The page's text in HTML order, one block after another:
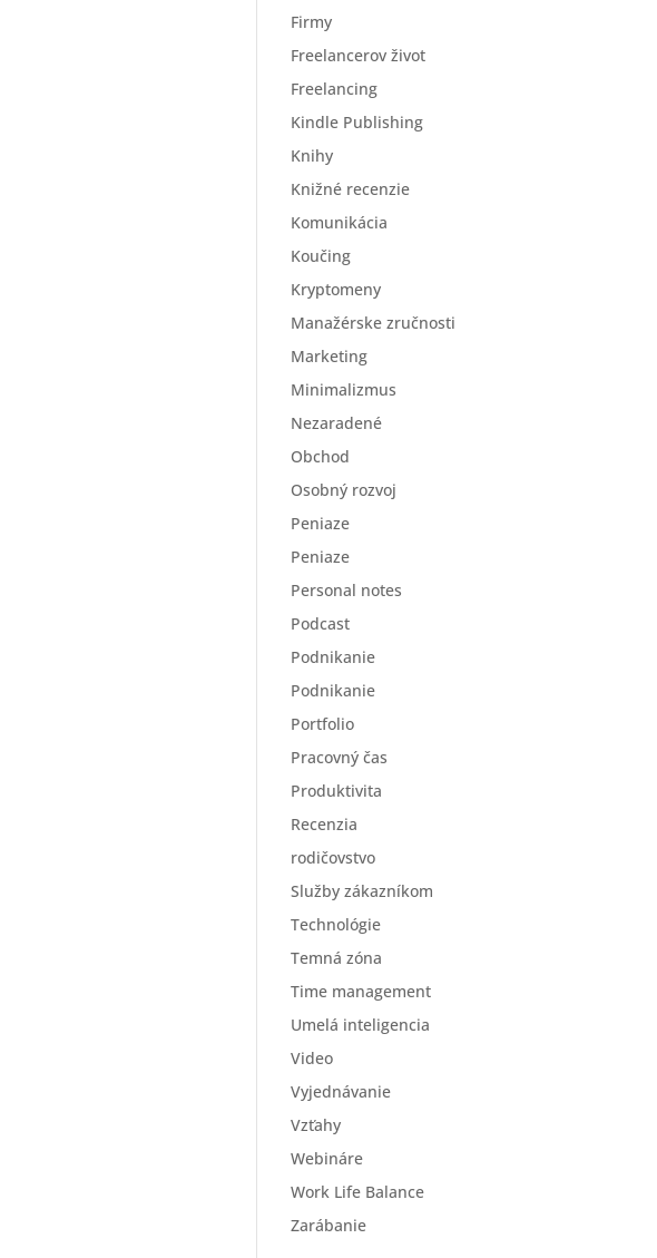
Firmy
Freelancerov život
Freelancing
Kindle Publishing
Knihy
Knižné recenzie
Komunikácia
Koučing
Kryptomeny
Manažérske zručnosti
Marketing
Minimalizmus
Nezaradené
Obchod
Osobný rozvoj
Peniaze
Peniaze
Personal notes
Podcast
Podnikanie
Podnikanie
Portfolio
Pracovný čas
Produktivita
Recenzia
rodičovstvo
Služby zákazníkom
Technológie
Temná zóna
Time management
Umelá inteligencia
Video
Vyjednávanie
Vzťahy
Webináre
Work Life Balance
Zarábanie